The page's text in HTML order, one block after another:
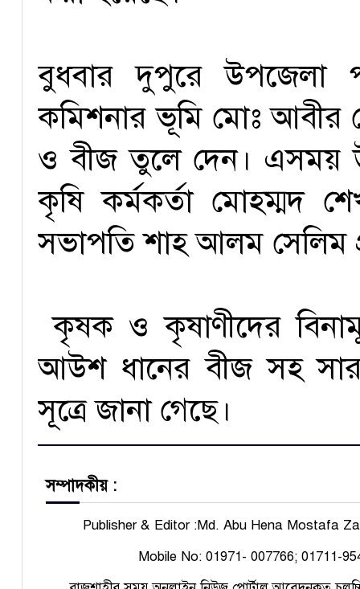
বুধবার দুপুরে উপজেলা
কমিশনার ভূমি মোঃ আবীর
ও বীজ তুলে দেন। এসময়
কৃষি কর্মকর্তা মোহম্মদ
সভাপতি শাহ আলম সেলিম
কৃষক ও কৃষাণীদের
আউশ ধানের বীজ সহ
সূত্রে জানা গেছে।
সম্পাদকীয় :
Publisher & Editor :Md. Abu Hena Mostafa
Mobile No: 01971- 007766; 01711-